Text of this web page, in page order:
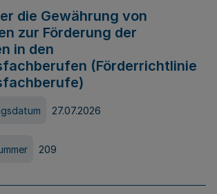
die Gewährung von
zur Förderung der
in den
(Förderrichtlinie
27.07.2026
209